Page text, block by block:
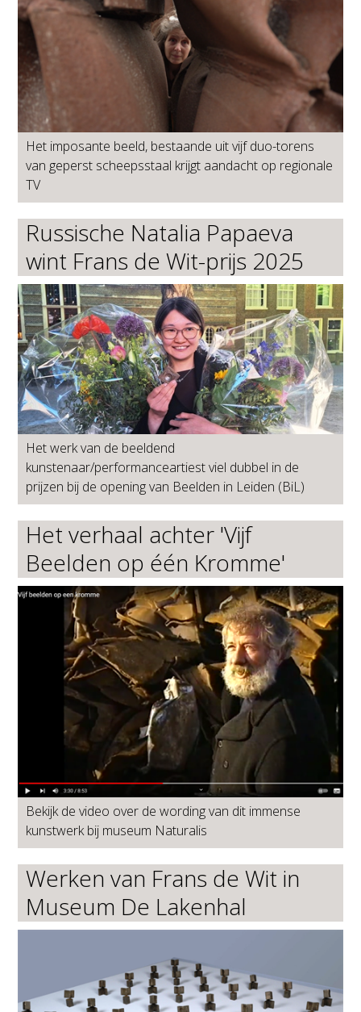
Het imposante beeld, bestaande uit vijf duo-torens
van geperst scheepsstaal krijgt aandacht op regionale
TV
Russische Natalia Papaeva
wint Frans de Wit-prijs 2025
Het werk van de beeldend
kunstenaar/performanceartiest viel dubbel in de
prijzen bij de opening van Beelden in Leiden (BiL)
Het verhaal achter 'Vijf
Beelden op één Kromme'
Bekijk de video over de wording van dit immense
kunstwerk bij museum Naturalis
Werken van Frans de Wit in
Museum De Lakenhal